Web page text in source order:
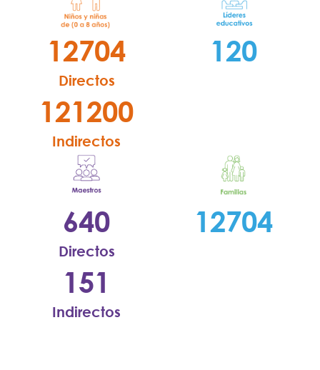
12704
Directos
121200
Indirectos
120
640
Directos
151
Indirectos
12704